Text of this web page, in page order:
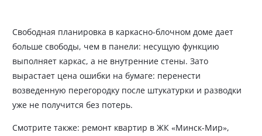
Свободная планировка в каркасно-блочном доме дает
больше свободы, чем в панели: несущую функцию
выполняет каркас, а не внутренние стены. Зато
вырастает цена ошибки на бумаге: перенести
возведенную перегородку после штукатурки и разводки
уже не получится без потерь.
Смотрите также: ремонт квартир в ЖК «Минск-Мир»,